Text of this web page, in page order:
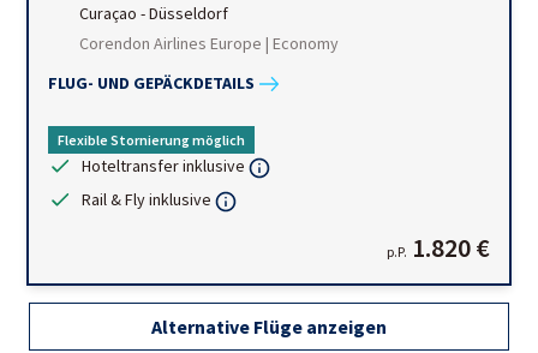
Curaçao -Düsseldorf
Corendon Airlines Europe | Economy
FLUG- UND GEPÄCKDETAILS
Flexible Stornierung möglich
Hoteltransfer inklusive
Rail & Fly inklusive
p.P. 1.820 €
Alternative Flüge anzeigen